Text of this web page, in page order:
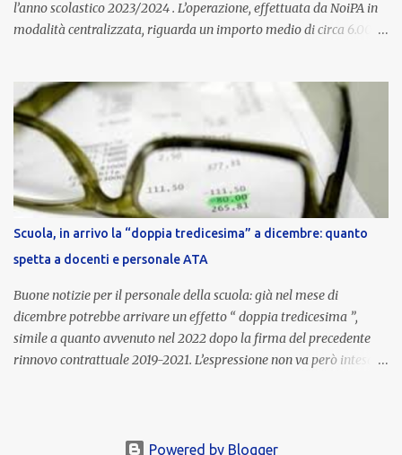
l’anno scolastico 2023/2024 . L’operazione, effettuata da NoiPA in
modalità centralizzata, riguarda un importo medio di circa 6.000
ordinaria di ottobre . Cos’è la retribuzione di risultato La
retribuzione di risultato rappresenta la parte variabile dello
stipendio dei dirigenti scolastici. Viene corrisposta per valorizzare
la qualità dell’attività svolta, la gestione delle risorse e il
raggiungimento degli obiettivi fissati dal Ministero dell’Istruzione
e del Merito (MIM) . Per l’anno scolastico 2023/2024, il MIM ha
completato la procedura di valutazione e trasmesso i dati a NoiPA,
che ha poi disposto la liquidazione automatica in busta paga . Gli
importi e le trattenute L’importo medio lordo riconosciuto è di 6....
Scuola, in arrivo la “doppia tredicesima” a dicembre: quanto
spetta a docenti e personale ATA
Buone notizie per il personale della scuola: già nel mese di
dicembre potrebbe arrivare un effetto “ doppia tredicesima ”,
simile a quanto avvenuto nel 2022 dopo la firma del precedente
rinnovo contrattuale 2019-2021. L’espressione non va però intesa in
un’integrazione straordinaria che, pur non raggiungendo l’importo
Powered by Blogger